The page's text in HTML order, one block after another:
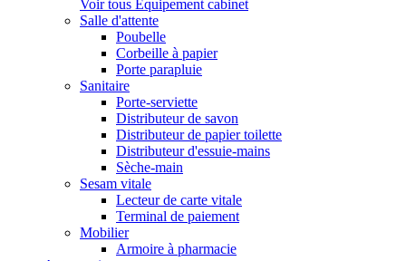
Voir tous Equipement cabinet
Salle d'attente
Poubelle
Corbeille à papier
Porte parapluie
Sanitaire
Porte-serviette
Distributeur de savon
Distributeur de papier toilette
Distributeur d'essuie-mains
Sèche-main
Sesam vitale
Lecteur de carte vitale
Terminal de paiement
Mobilier
Armoire à pharmacie